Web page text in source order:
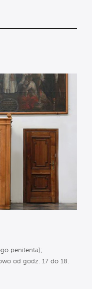
penitenta);
od godz. 17 do 18.